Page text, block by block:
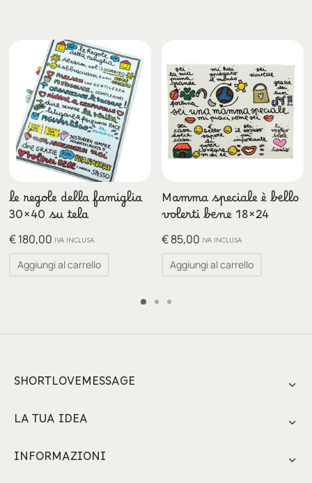
le regole della famiglia
30×40 su tela
€180,00 IVA INCLUSA
Aggiungi al carrello
Mamma speciale è bello
volerti bene 18×24
€85,00 IVA INCLUSA
Aggiungi al carrello
SHORTLOVEMESSAGE
LA TUA IDEA
INFORMAZIONI